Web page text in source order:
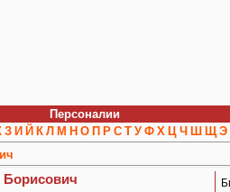
Персоналии
З И Й К Л М Н О П Р С Т У Ф Х Ц Ч Ш Щ Э
Борисович